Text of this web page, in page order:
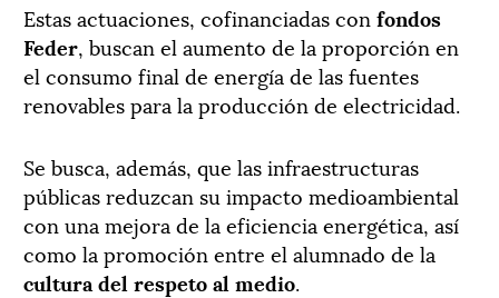
Estas actuaciones, cofinanciadas con fondos
Feder, buscan el aumento de la proporción en
el consumo final de energía de las fuentes
renovables para la producción de electricidad.
Se busca, además, que las infraestructuras
públicas reduzcan su impacto medioambiental
con una mejora de la eficiencia energética, así
como la promoción entre el alumnado de la
cultura del respeto al medio.